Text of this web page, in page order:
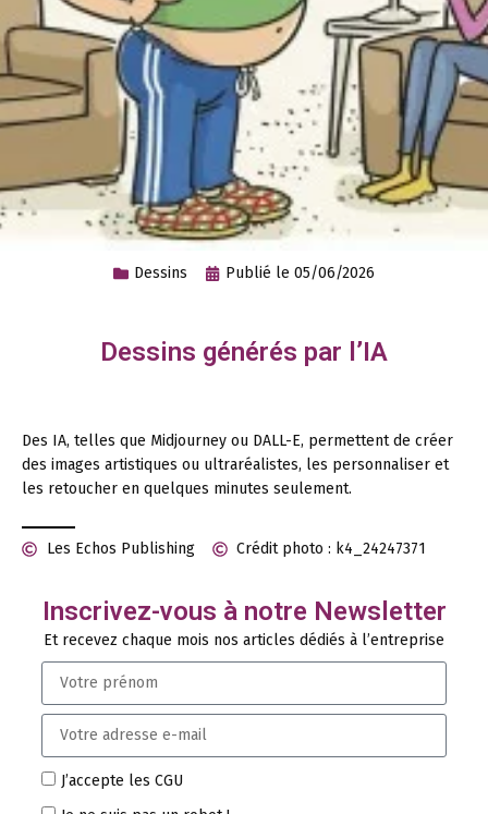
Dessins Publié le 05/06/2026
Dessins générés par l’IA
Des IA, telles que Midjourney ou DALL-E, permettent de créer
des images artistiques ou ultraréalistes, les personnaliser et
les retoucher en quelques minutes seulement.
Les Echos Publishing Crédit photo : k4_24247371
Inscrivez-vous à notre Newsletter
Et recevez chaque mois nos articles dédiés à l’entreprise
J’accepte les CGU